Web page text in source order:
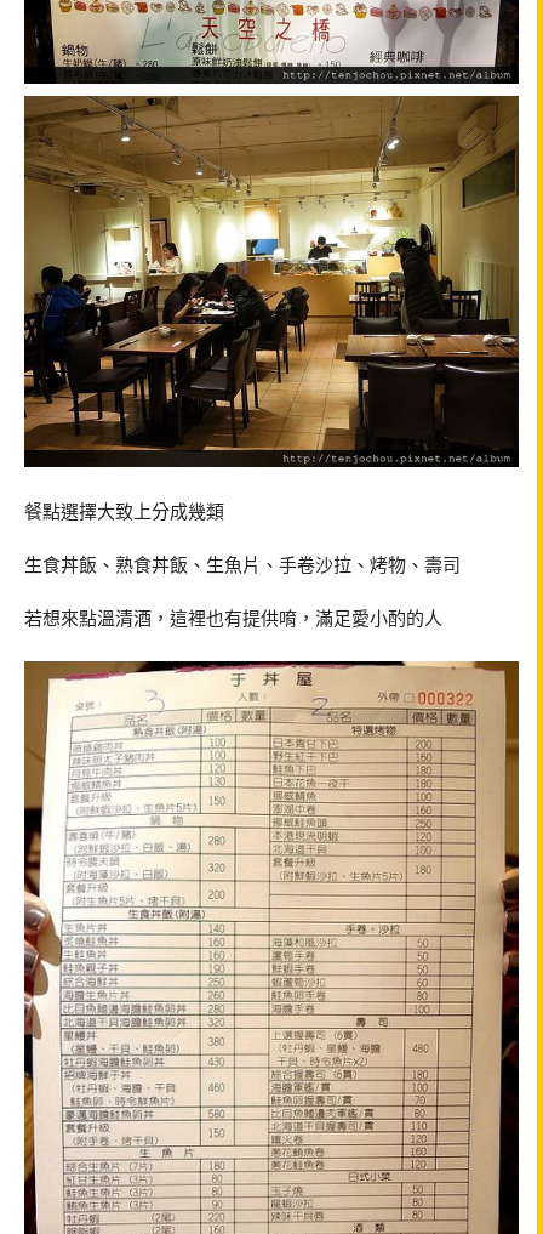
餐點選擇大致上分成幾類
生食丼飯、熟食丼飯、生魚片、手卷沙拉、烤物、壽司
若想來點溫清酒，這裡也有提供唷，滿足愛小酌的人